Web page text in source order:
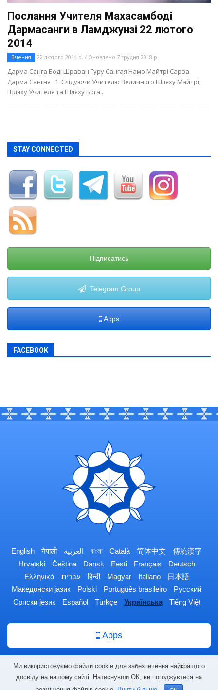
Послання Учителя Махасамбоді
Дармасанги в Ламджунзі 22 лютого
2014
Вчення 22 лютого 2014 р. / Оновлено 7 грудня 2018 р.
Дарма Санга Боді Шраван Гуру Сангая Намо Майтрі Сарва
Дарма Сангая 1. Слідуючи Учителю Величного Шляху Майтрі,
Шляху Учителя та Шляху Бога...
STAY CONNECTED
Підписатись
Telegram Group
Apps
FACEBOOK
English नेपाली العربية বাংলা Català 简体中文
傳統漢字
Hrvatski
Čeština Dansk Eesti Français
Deutsch
Ελληνικά
עברית हिन्दी Magyar Italiano
日本語
Македонски јазик
Polski Português brasileiro
Русский
Српски језик
Español Türkçe Українська Tiếng Việt
Apps
© 2009-2026 Боді Шраван Дарма Санга
Ми використовуємо файли cookie для забезпечення найкращого
досвіду на нашому сайті. Натиснувши ОК, ви погоджуєтеся на